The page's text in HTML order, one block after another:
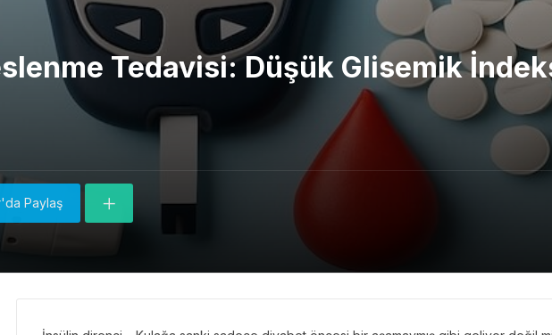
Tedavisi: Düşük Glisemik
Paylaş